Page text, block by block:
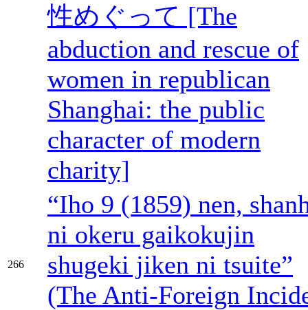
性めぐって [The
abduction and rescue of
women in republican
Shanghai: the public
character of modern
charity]
266
“Iho 9 (1859) nen,
ni okeru gaikokujin
shugeki jiken ni tsuite”
(The Anti-Foreign